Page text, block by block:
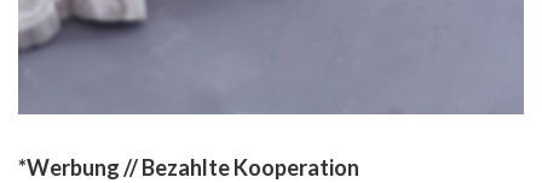
*Werbung // Bezahlte Kooperation